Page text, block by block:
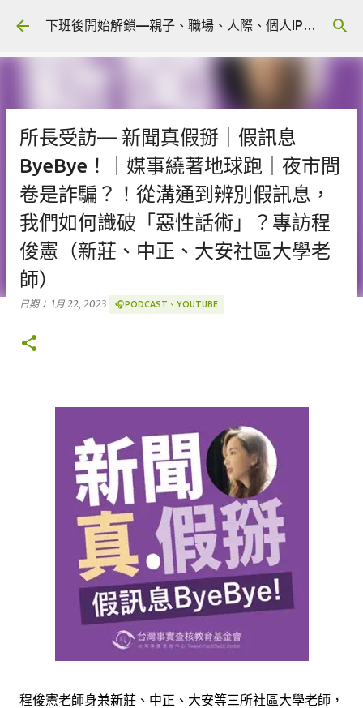
跳到主要內容 下班後開始解鎖—親子、職場、人際、個人IP 🎧 Podcast
所長受訪— 新聞真假掰｜假訊息
ByeBye！｜媒事繞著地球跑｜夜市問
卷是詐騙？！從溝通到辨別假訊息，
我們如何識破「惡性話術」？專訪程
俊憲（新莊、中正、大安社區大學老
師）
日期： 1月 22, 2023 🎧PODCAST、YOUTUBE
程俊憲老師身兼新莊、中正、大安等三所社區大學老師，